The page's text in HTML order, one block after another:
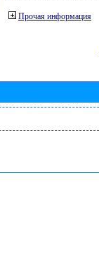
Прочая информация